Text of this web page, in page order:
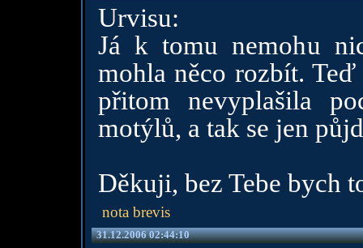
Urvisu:
Já k tomu nemohu
mohla něco rozbít.
přitom nevyplašila
motýlů, a tak se jen
Děkuji, bez Tebe bych
nota brevis
31.12.2006 02:44:10